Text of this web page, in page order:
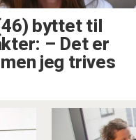
byttet til
– Det er
jeg trives